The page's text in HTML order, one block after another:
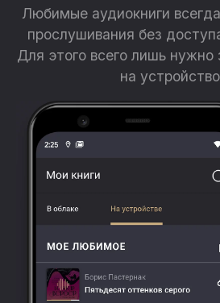
Любимые аудиокниги
прослушивания без
Для этого всего лишь нужно
на